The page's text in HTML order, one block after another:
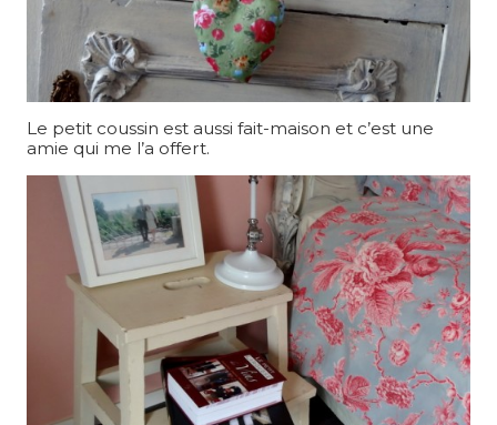
Le petit coussin est aussi fait-maison et c’est une
amie qui me l’a offert.